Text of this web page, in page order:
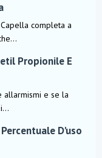
completa a
Propionile E
allarmismi e se la
D'uso